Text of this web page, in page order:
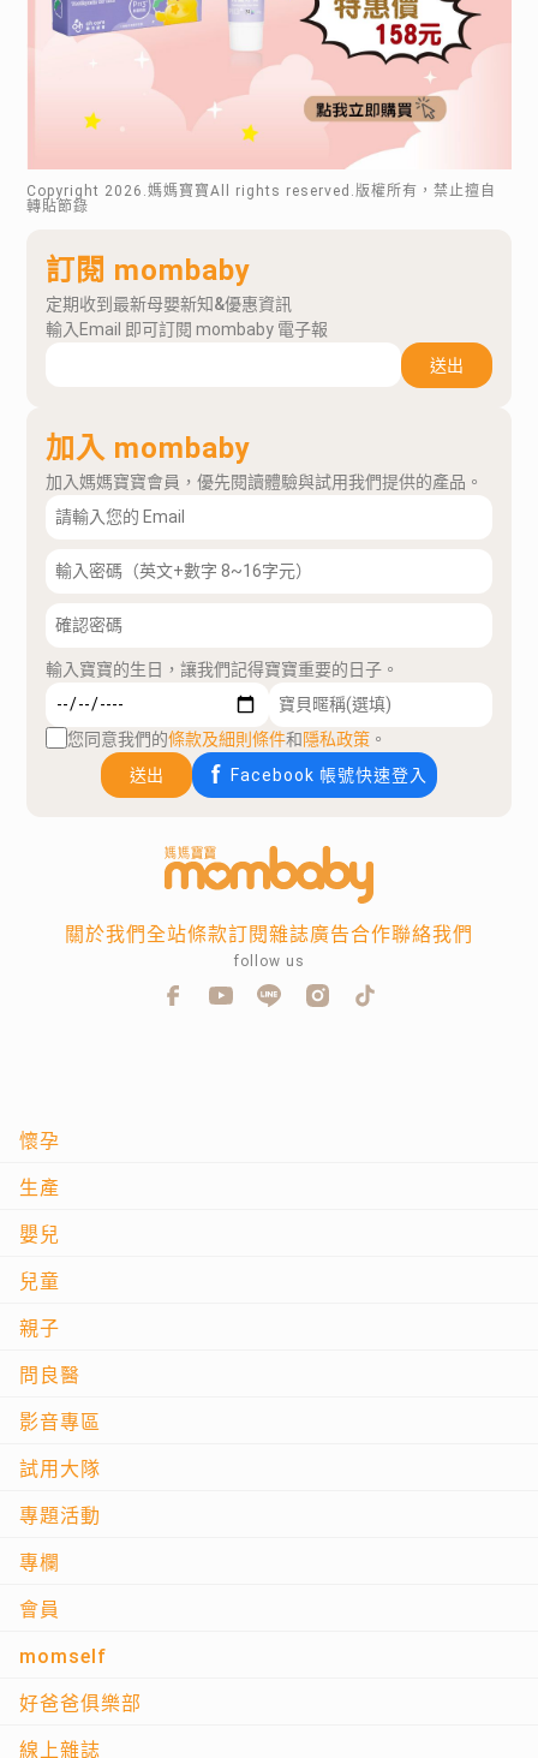
Copyright 2026 .媽媽寶寶All rights reserved.版權所有，禁止擅自
轉貼節錄
訂閱 mombaby
定期收到最新母嬰新知&優惠資訊
輸入Email 即可訂閱 mombaby 電子報
送出
加入 mombaby
加入媽媽寶寶會員，優先閱讀體驗與試用我們提供的產品。
輸入寶寶的生日，讓我們記得寶寶重要的日子。
您同意我們的條款及細則條件和隱私政策 。
送出
Facebook 帳號快速登入
懷孕
生產
嬰兒
兒童
親子
問良醫
影音專區
試用大隊
專題活動
專欄
會員
momself
好爸爸俱樂部
線上雜誌
關於我們全站條款訂閱雜誌廣告合作聯絡我們
follow us